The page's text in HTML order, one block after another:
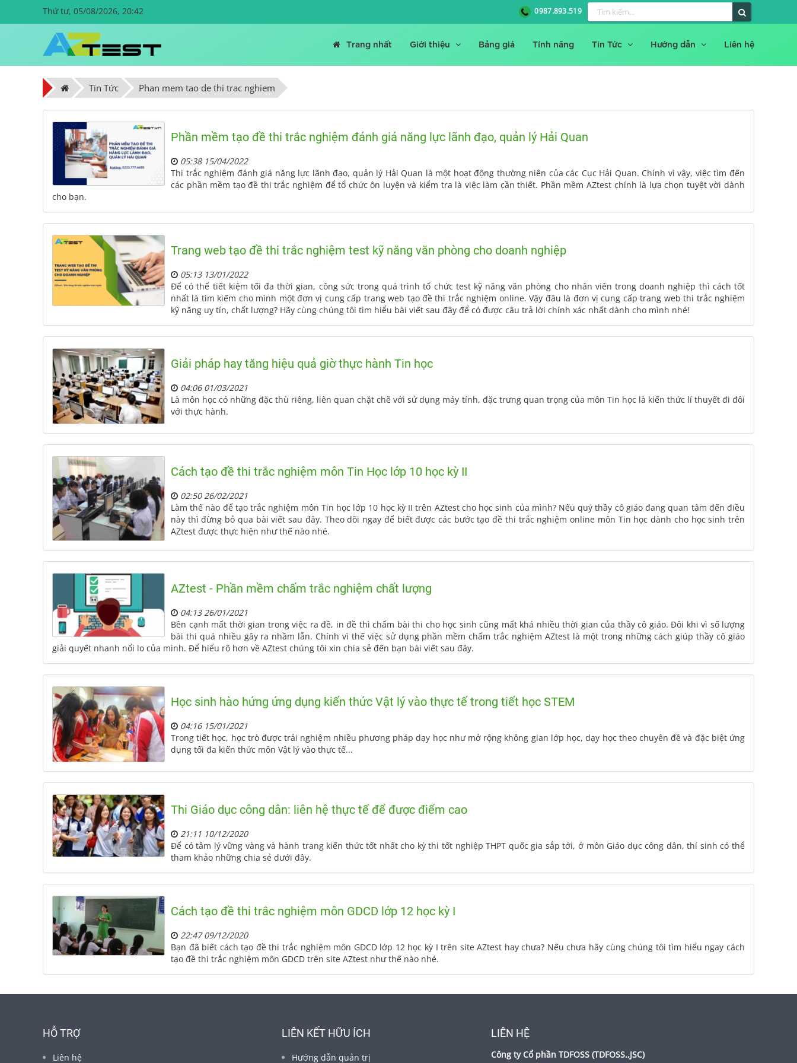
Thứ tư, 05/08/2026, 20:42 0987.893.519
Trang nhất Giới thiệu Bảng giá Tính năng Tin Tức Hướng dẫn Liên hệ
Tin Tức Phan mem tao de thi trac nghiem
Phần mềm tạo đề thi trắc nghiệm đánh giá năng lực lãnh đạo, quản lý Hải Quan
05:38 15/04/2022
Thi trắc nghiệm đánh giá năng lực lãnh đạo, quản lý Hải Quan là một hoạt động thường niên của các Cục Hải Quan. Chính vì vậy, việc tìm đến
các phần mềm tạo đề thi trắc nghiệm để tổ chức ôn luyện và kiểm tra là việc làm cần thiết. Phần mềm AZtest chính là lựa chọn tuyệt vời dành
cho bạn.
Trang web tạo đề thi trắc nghiệm test kỹ năng văn phòng cho doanh nghiệp
05:13 13/01/2022
Để có thể tiết kiệm tối đa thời gian, công sức trong quá trình tổ chức test kỹ năng văn phòng cho nhân viên trong doanh nghiệp thì cách tốt
nhất là tìm kiếm cho mình một đơn vị cung cấp trang web tạo đề thi trắc nghiệm online. Vậy đâu là đơn vị cung cấp trang web thi trắc nghiệm
kỹ năng uy tín, chất lượng? Hãy cùng chúng tôi tìm hiểu bài viết sau đây để có được câu trả lời chính xác nhất dành cho mình nhé!
Giải pháp hay tăng hiệu quả giờ thực hành Tin học
04:06 01/03/2021
Là môn học có những đặc thù riêng, liên quan chặt chẽ với sử dụng máy tính, đặc trưng quan trọng của môn Tin học là kiến thức lí thuyết đi đôi
với thực hành.
Cách tạo đề thi trắc nghiệm môn Tin Học lớp 10 học kỳ II
02:50 26/02/2021
Làm thế nào để tạo trắc nghiệm môn Tin học lớp 10 học kỳ II trên AZtest cho học sinh của mình? Nếu quý thầy cô giáo đang quan tâm đến điều
này thì đừng bỏ qua bài viết sau đây. Theo dõi ngay để biết được các bước tạo đề thi trắc nghiệm online môn Tin học dành cho học sinh trên
AZtest được thực hiện như thế nào nhé.
AZtest - Phần mềm chấm trắc nghiệm chất lượng
04:13 26/01/2021
Bên cạnh mất thời gian trong việc ra đề, in đề thì chấm bài thi cho học sinh cũng mất khá nhiều thời gian của thầy cô giáo. Đôi khi vì số lượng
bài thi quá nhiều gây ra nhầm lẫn. Chính vì thế việc sử dụng phần mềm chấm trắc nghiệm AZtest là một trong những cách giúp thầy cô giáo
giải quyết nhanh nổi lo của mình. Để hiểu rõ hơn về AZtest chúng tôi xin chia sẻ đến bạn bài viết sau đây.
Học sinh hào hứng ứng dụng kiến thức Vật lý vào thực tế trong tiết học STEM
04:16 15/01/2021
Trong tiết học, học trò được trải nghiệm nhiều phương pháp dạy học như mở rộng không gian lớp học, dạy học theo chuyên đề và đặc biệt ứng
dụng tối đa kiến thức môn Vật lý vào thực tế...
Thi Giáo dục công dân: liên hệ thực tế để được điểm cao
21:11 10/12/2020
Để có tâm lý vững vàng và hành trang kiến thức tốt nhất cho kỳ thi tốt nghiệp THPT quốc gia sắp tới, ở môn Giáo dục công dân, thí sinh có thể
tham khảo những chia sẻ dưới đây.
Cách tạo đề thi trắc nghiệm môn GDCD lớp 12 học kỳ I
22:47 09/12/2020
Bạn đã biết cách tạo đề thi trắc nghiệm môn GDCD lớp 12 học kỳ I trên site AZtest hay chưa? Nếu chưa hãy cùng chúng tôi tìm hiểu ngay cách
tạo đề thi trắc nghiệm môn GDCD trên site AZtest như thế nào nhé.
HỖ TRỢ
Liên hệ
LIÊN KẾT HỮU ÍCH
Hướng dẫn quản trị
LIÊN HỆ
Công ty Cổ phần TDFOSS (TDFOSS.,JSC)